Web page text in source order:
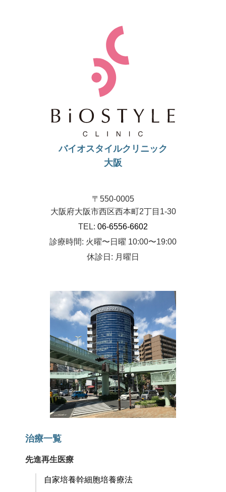
バイオスタイルクリニック
大阪
〒550-0005
大阪府大阪市西区西本町2丁目1-30
TEL: 06-6556-6602
診療時間: 火曜〜日曜 10:00〜19:00
休診日: 月曜日
治療一覧
先進再生医療
自家培養幹細胞培養療法